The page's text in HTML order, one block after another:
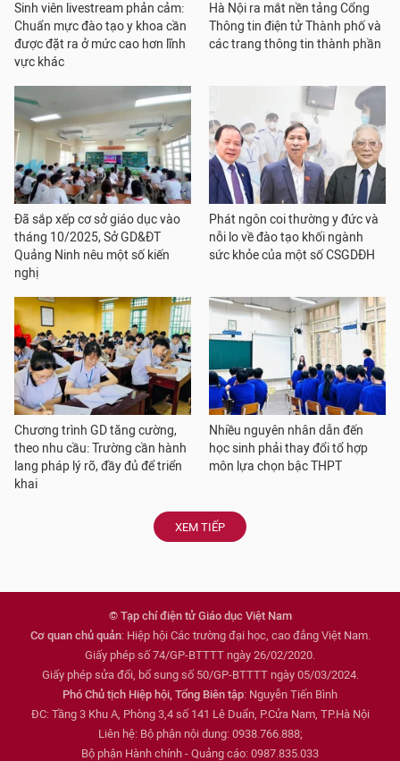
Sinh viên livestream phản cảm:
Chuẩn mực đào tạo y khoa cần
được đặt ra ở mức cao hơn lĩnh
vực khác
Hà Nội ra mắt nền tảng Cổng
Thông tin điện tử Thành phố và
các trang thông tin thành phần
Đã sắp xếp cơ sở giáo dục vào
tháng 10/2025, Sở GD&ĐT
Quảng Ninh nêu một số kiến
nghị
Phát ngôn coi thường y đức và
nỗi lo về đào tạo khối ngành
sức khỏe của một số CSGDĐH
Chương trình GD tăng cường,
theo nhu cầu: Trường cần hành
lang pháp lý rõ, đầy đủ để triển
khai
Nhiều nguyên nhân dẫn đến
học sinh phải thay đổi tổ hợp
môn lựa chọn bậc THPT
XEM TIẾP
© Tạp chí điện tử Giáo dục Việt Nam
Cơ quan chủ quản: Hiệp hội Các trường đại học, cao đẳng Việt Nam.
Giấy phép số 74/GP-BTTTT ngày 26/02/2020.
Giấy phép sửa đổi, bổ sung số 50/GP-BTTTT ngày 05/03/2024.
Phó Chủ tịch Hiệp hội, Tổng Biên tập: Nguyễn Tiến Bình
ĐC: Tầng 3 Khu A, Phòng 3,4 số 141 Lê Duẩn, P.Cửa Nam, TP.Hà Nội
Liên hệ: Bộ phận nội dung: 0938.766.888;
Bộ phận Hành chính - Quảng cáo: 0987.835.033